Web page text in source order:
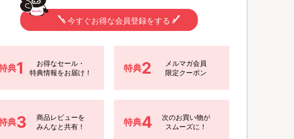
今すぐお得な会員登録をする
典1
お得なセール・
特典情報をお届け！
特典2
メルマガ会員
限定クーポン
典3
商品レビューを
みんなと共有！
特典4
次のお買い物が
スムーズに！